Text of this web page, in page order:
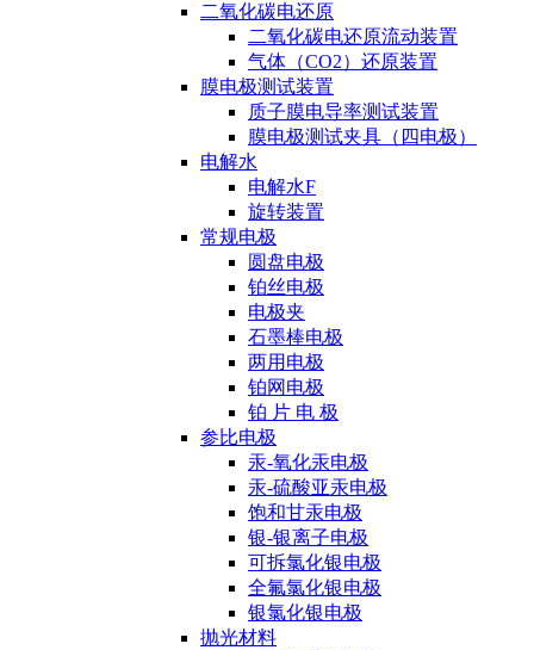
二氧化碳电还原
二氧化碳电还原流动装置
气体（CO2）还原装置
膜电极测试装置
质子膜电导率测试装置
膜电极测试夹具（四电极）
电解水
电解水F
旋转装置
常规电极
圆盘电极
铂丝电极
电极夹
石墨棒电极
两用电极
铂网电极
铂 片 电 极
参比电极
汞-氧化汞电极
汞-硫酸亚汞电极
饱和甘汞电极
银-银离子电极
可拆氯化银电极
全氟氯化银电极
银氯化银电极
抛光材料